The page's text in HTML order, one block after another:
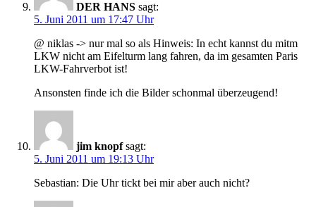
DER HANS sagt:
5. Juni 2011 um 17:47 Uhr
@ niklas -> nur mal so als Hinweis: In echt kannst du mitm
LKW nicht am Eifelturm lang fahren, da im gesamten Paris
LKW-Fahrverbot ist!
Ansonsten finde ich die Bilder schonmal überzeugend!
jim knopf sagt:
5. Juni 2011 um 19:13 Uhr
Sebastian: Die Uhr tickt bei mir aber auch nicht?